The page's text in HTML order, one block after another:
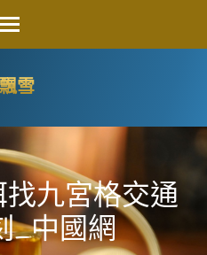
雪
九宮格交通
_中國網